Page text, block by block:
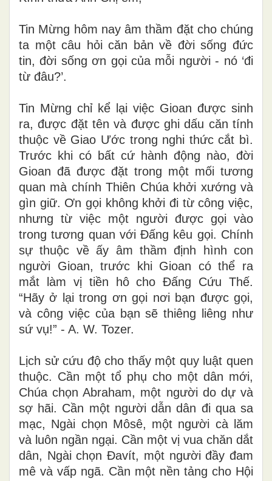
Tin Mừng hôm nay âm thầm đặt cho chúng
ta một câu hỏi căn bản về đời sống đức
tin, đời sống ơn gọi của mỗi người - nó ‘đi
từ đâu?’.
Tin Mừng chỉ kể lại việc Gioan được sinh
ra, được đặt tên và được ghi dấu căn tính
thuộc về Giao Ước trong nghi thức cắt bì.
Trước khi có bất cứ hành động nào, đời
Gioan đã được đặt trong một mối tương
quan mà chính Thiên Chúa khởi xướng và
gìn giữ. Ơn gọi không khởi đi từ công việc,
nhưng từ việc một người được gọi vào
trong tương quan với Đấng kêu gọi. Chính
sự thuộc về ấy âm thầm định hình con
người Gioan, trước khi Gioan có thể ra
mắt làm vị tiền hô cho Đấng Cứu Thế.
“Hãy ở lại trong ơn gọi nơi bạn được gọi,
và công việc của bạn sẽ thiêng liêng như
sứ vụ!” - A. W. Tozer.
Lịch sử cứu độ cho thấy một quy luật quen
thuộc. Cần một tổ phụ cho một dân mới,
Chúa chọn Abraham, một người do dự và
sợ hãi. Cần một người dẫn dân đi qua sa
mạc, Ngài chọn Môsê, một người cà lăm
và luôn ngần ngại. Cần một vị vua chăn dắt
dân, Ngài chọn Đavít, một người đầy đam
mê và vấp ngã. Cần một nền tảng cho Hội